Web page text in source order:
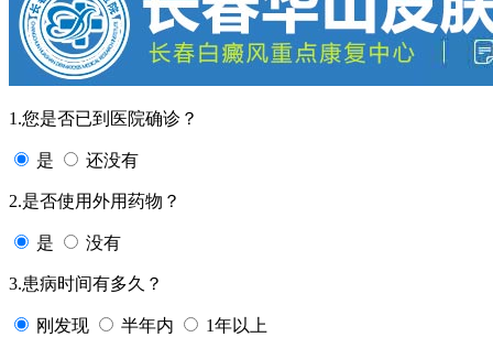
1.您是否已到医院确诊？
是 还没有
2.是否使用外用药物？
是 没有
3.患病时间有多久？
刚发现 半年内 1年以上